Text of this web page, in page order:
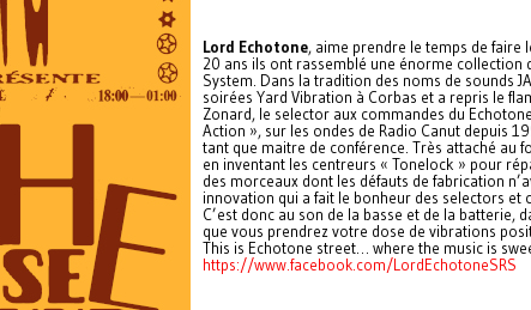
Lord Echotone, aime prendre le temps de faire
20 ans ils ont rassemblé une énorme collection
System. Dans la tradition des noms de sounds
soirées Yard Vibration à Corbas et a repris le
Zonard, le selector aux commandes du
Action », sur les ondes de Radio Canut depuis
tant que maitre de conférence. Très attaché au
en inventant les centreurs « Tonelock » pour
des morceaux dont les défauts de fabrication
innovation qui a fait le bonheur des selectors et
C’est donc au son de la basse et de la batterie,
que vous prendrez votre dose de vibrations
This is Echotone street… where the music is
https://www.facebook.com/LordEchotoneSRS